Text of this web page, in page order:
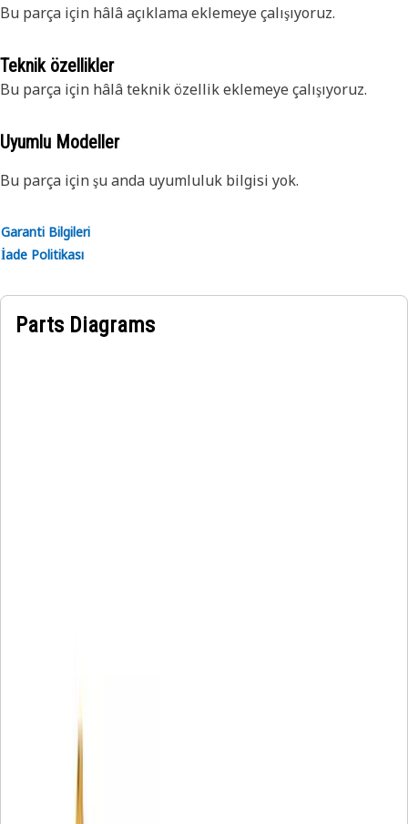
Bu parça için hâlâ açıklama eklemeye çalışıyoruz.
Teknik özellikler
Bu parça için hâlâ teknik özellik eklemeye çalışıyoruz.
Uyumlu Modeller
Bu parça için şu anda uyumluluk bilgisi yok.
Garanti Bilgileri
İade Politikası
Parts Diagrams